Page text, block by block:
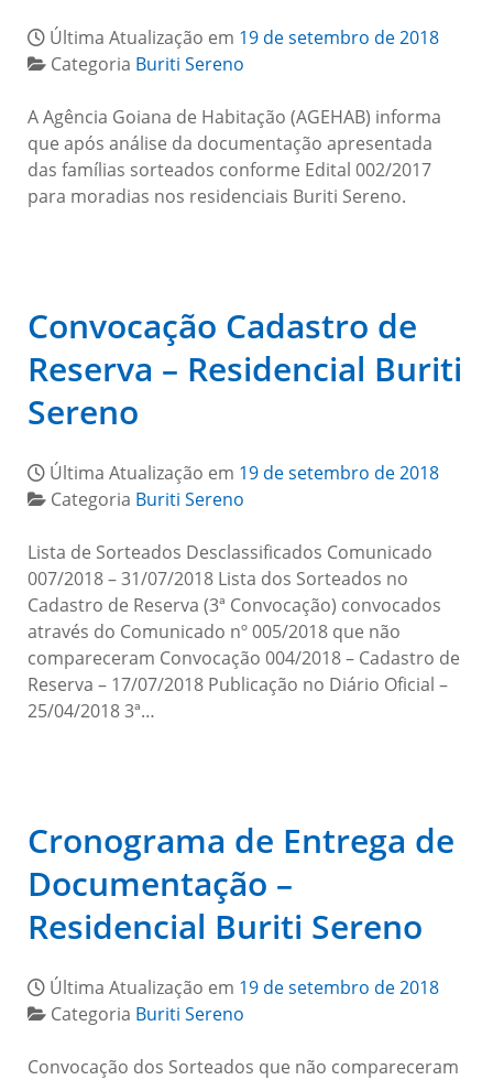
Última Atualização em 19 de setembro de 2018
Categoria Buriti Sereno
A Agência Goiana de Habitação (AGEHAB) informa
que após análise da documentação apresentada
das famílias sorteados conforme Edital 002/2017
para moradias nos residenciais Buriti Sereno.
Convocação Cadastro de
Reserva – Residencial Buriti
Sereno
Última Atualização em 19 de setembro de 2018
Categoria Buriti Sereno
Lista de Sorteados Desclassificados Comunicado
007/2018 – 31/07/2018 Lista dos Sorteados no
Cadastro de Reserva (3ª Convocação) convocados
através do Comunicado nº 005/2018 que não
compareceram Convocação 004/2018 – Cadastro de
Reserva – 17/07/2018 Publicação no Diário Oficial –
25/04/2018 3ª…
Cronograma de Entrega de
Documentação –
Residencial Buriti Sereno
Última Atualização em 19 de setembro de 2018
Categoria Buriti Sereno
Convocação dos Sorteados que não compareceram